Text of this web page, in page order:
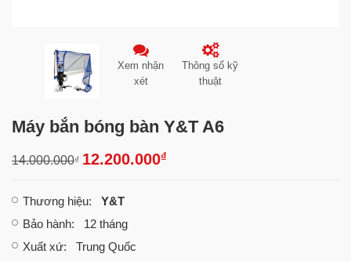
Xem nhận
xét
Thông số kỹ
thuật
Máy bắn bóng bàn Y&T A6
14.000.000₫ 12.200.000₫
Thương hiệu: Y&T
Bảo hành: 12 tháng
Xuất xứ: Trung Quốc